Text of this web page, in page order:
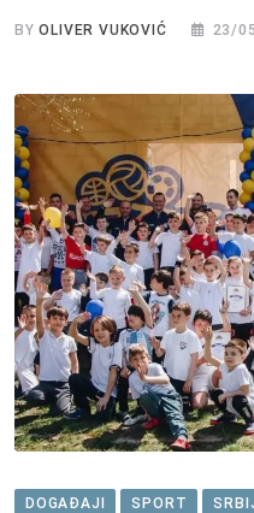
BYOLIVER VUKOVIĆ 23/
DOGAĐAJI SPORT